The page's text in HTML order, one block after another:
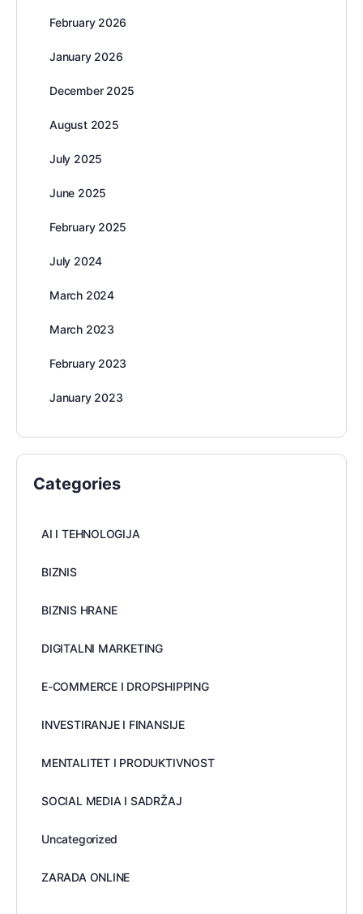
February 2026
January 2026
December 2025
August 2025
July 2025
June 2025
February 2025
July 2024
March 2024
March 2023
February 2023
January 2023
Categories
AI I TEHNOLOGIJA
BIZNIS
BIZNIS HRANE
DIGITALNI MARKETING
E-COMMERCE I DROPSHIPPING
INVESTIRANJE I FINANSIJE
MENTALITET I PRODUKTIVNOST
SOCIAL MEDIA I SADRŽAJ
Uncategorized
ZARADA ONLINE